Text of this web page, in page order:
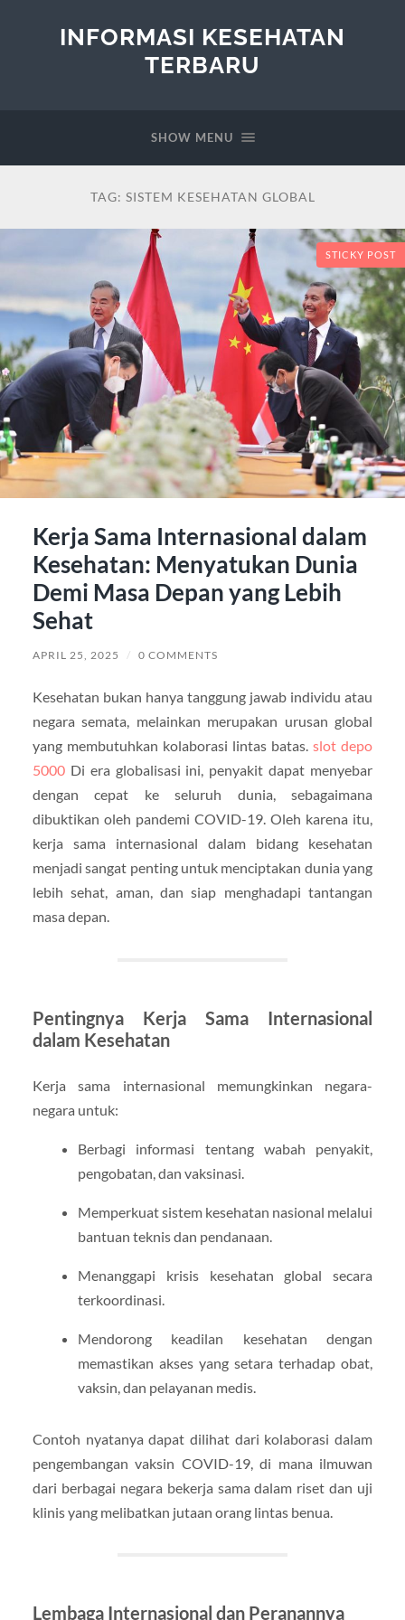
INFORMASI KESEHATAN
TERBARU
SHOW MENU
TAG: SISTEM KESEHATAN GLOBAL
STICKY POST
Kerja Sama Internasional dalam
Kesehatan: Menyatukan Dunia
Demi Masa Depan yang Lebih
Sehat
APRIL 25, 2025 / 0 COMMENTS
Kesehatan bukan hanya tanggung jawab individu atau
negara semata, melainkan merupakan urusan global
yang membutuhkan kolaborasi lintas batas.slot depo
5000Di era globalisasi ini, penyakit dapat menyebar
dengan cepat ke seluruh dunia, sebagaimana
dibuktikan oleh pandemi COVID-19. Oleh karena itu,
kerja sama internasional dalam bidang kesehatan
menjadi sangat penting untuk menciptakan dunia yang
lebih sehat, aman, dan siap menghadapi tantangan
masa depan.
Pentingnya Kerja Sama Internasional
dalam Kesehatan
Kerja sama internasional memungkinkan negara-
negara untuk:
Berbagi informasi tentang wabah penyakit,
pengobatan, dan vaksinasi.
Memperkuat sistem kesehatan nasional melalui
bantuan teknis dan pendanaan.
Menanggapi krisis kesehatan global secara
terkoordinasi.
Mendorong keadilan kesehatan dengan
memastikan akses yang setara terhadap obat,
vaksin, dan pelayanan medis.
Contoh nyatanya dapat dilihat dari kolaborasi dalam
pengembangan vaksin COVID-19, di mana ilmuwan
dari berbagai negara bekerja sama dalam riset dan uji
klinis yang melibatkan jutaan orang lintas benua.
Lembaga Internasional dan Peranannya